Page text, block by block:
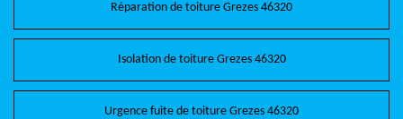
Réparation de toiture Grezes 46320
Isolation de toiture Grezes 46320
Urgence fuite de toiture Grezes 46320